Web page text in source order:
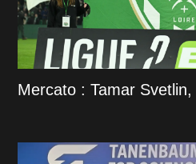
Mercato : Tamar